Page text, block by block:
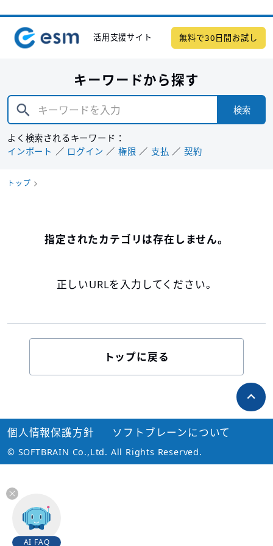
活用支援サイト 無料で30日間お試し
キーワードから探す
検索
よく検索されるキーワード：
インポート
ログイン 権限 支払 契約
トップ
指定されたカテゴリは存在しません。
正しいURLを入力してください。
トップに戻る
© SOFTBRAIN Co.,Ltd. All Rights Reserved.
個人情報保護方針 ソフトブレーンについて
AI FAQ